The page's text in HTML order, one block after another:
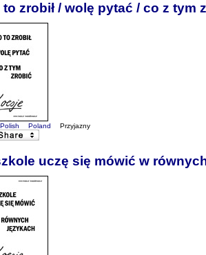
to zrobił / wolę pytać / co z tym
Polish Poland Przyjazny
uczę się mówić w